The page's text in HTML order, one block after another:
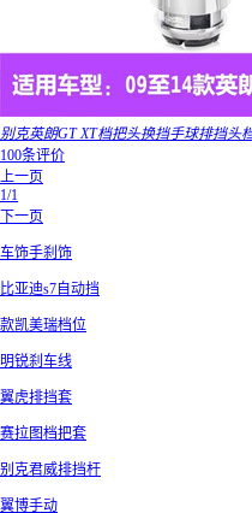
别克英朗GT XT档把头换挡手球排挡头
100条评价
上一页
1/1
下一页
车饰手刹饰
比亚迪s7自动挡
款凯美瑞档位
明锐刹车线
翼虎排挡套
赛拉图档把套
别克君威排挡杆
翼博手动